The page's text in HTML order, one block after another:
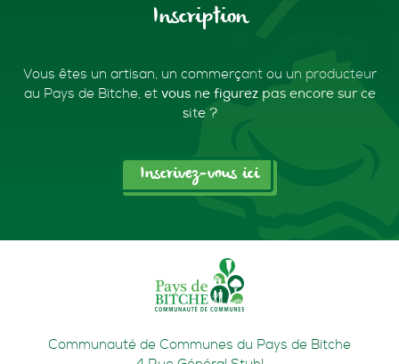
Inscription
Vous êtes un artisan, un commerçant ou un producteur
au Pays de Bitche, et vous ne figurez pas encore sur ce
site ?
Inscrivez-vous ici
Communauté de Communes du Pays de Bitche